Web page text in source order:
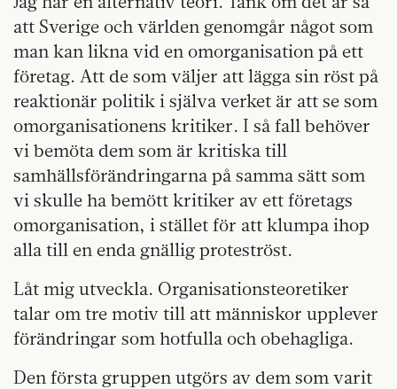
att Sverige och världen genomgår något som
man kan likna vid en omorganisation på ett
företag. Att de som väljer att lägga sin röst på
reaktionär politik i själva verket är att se som
omorganisationens kritiker. I så fall behöver
vi bemöta dem som är kritiska till
samhällsförändringarna på samma sätt som
vi skulle ha bemött kritiker av ett företags
omorganisation, i stället för att klumpa ihop
alla till en enda gnällig proteströst.
Låt mig utveckla. Organisationsteoretiker
talar om tre motiv till att människor upplever
förändringar som hotfulla och obehagliga.
Den första gruppen utgörs av dem som varit